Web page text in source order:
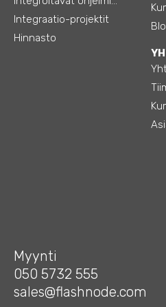
Integraatio-projektit
Hinnasto
Myynti
050 5732 555
sales@flashnode.com